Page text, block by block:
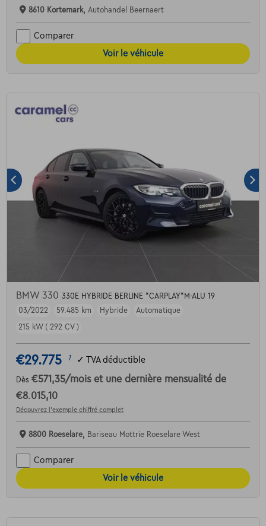
8610 Kortemark, Autohandel Beernaert
Comparer
Voir le véhicule
BMW 330 330E HYBRIDE BERLINE *CARPLAY*M-ALU 19
03/2022
59.485 km Hybride
Automatique
215 kW ( 292 CV )
€29.775 1 ✓ TVA déductible
Dès €571,35/mois et une dernière mensualité de
€8.015,10
Découvrez l’exemple chiffré complet
8800 Roeselare, Bariseau Mottrie Roeselare West
Comparer
Voir le véhicule